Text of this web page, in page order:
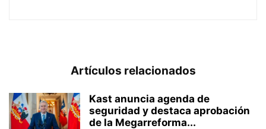
Artículos relacionados
Kast anuncia agenda de
seguridad y destaca aprobación
de la Megarreforma...